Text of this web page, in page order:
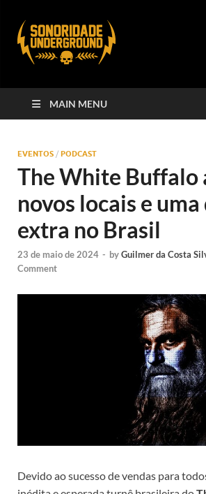
MAIN MENU
EVENTOS / PODCAST
The White Buffalo
novos locais e uma
extra no Brasil
23 de maio de 2024 - byGuilmer da Costa
Comment
Devido ao sucesso de vendas para